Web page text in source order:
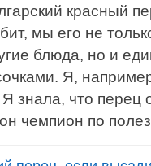
красный
мы его не
блюда, но и
Я,
знала, что перец
чемпион по